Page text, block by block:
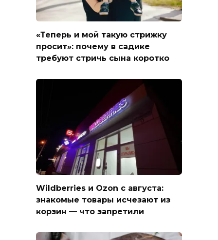
«Теперь и мой такую стрижку
просит»: почему в садике
требуют стричь сына коротко
Wildberries и Ozon с августа:
знакомые товары исчезают из
корзин — что запретили